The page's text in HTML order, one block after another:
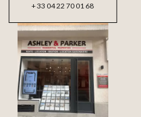
+ 33 04 22 70 01 68